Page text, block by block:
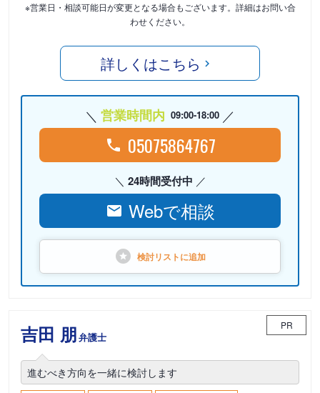
※営業日・相談可能日が変更となる場合もございます。詳細はお問い合
わせください。
詳しくはこちら
営業時間内 09:00-18:00
05075864767
24時間受付中
Webで相談
検討リストに追加
吉田 朋弁護士
PR
進むべき方向を一緒に検討します